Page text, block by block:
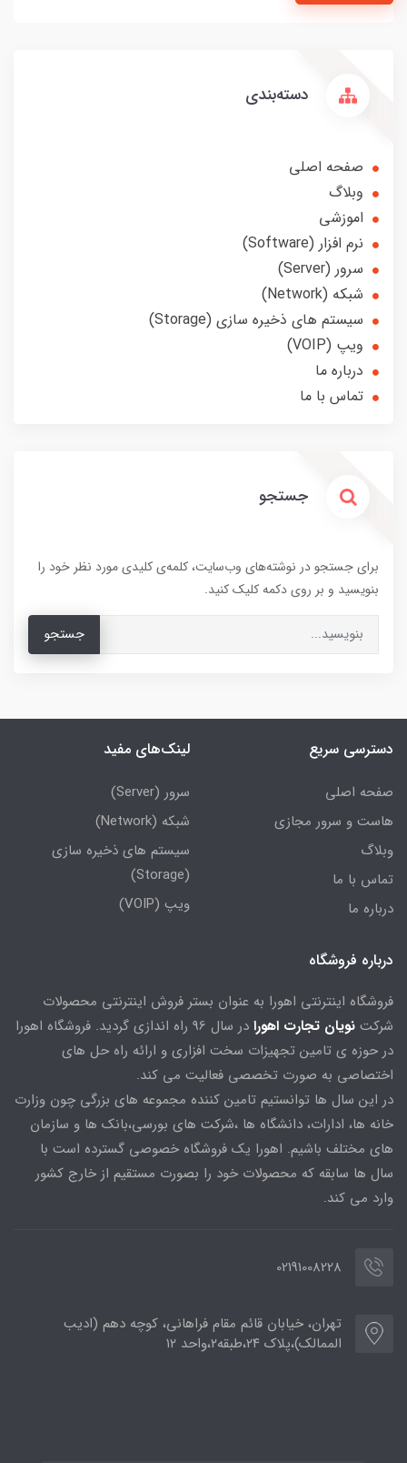
دسته‌بندی
صفحه اصلی
وبلاگ
اموزشی
نرم افزار (Software)
سرور (Server)
شبکه (Network)
سیستم های ذخیره سازی (Storage)
ویپ (VOIP)
درباره ما
تماس با ما
جستجو
برای جستجو در نوشته‌های وب‌سایت، کلمه‌ی کلیدی مورد نظر خود را
بنویسید و بر روی دکمه کلیک کنید.
جستجو
دسترسی سریع
صفحه اصلی
هاست و سرور مجازی
وبلاگ
تماس با ما
درباره ما
لینک‌های مفید
سرور (Server)
شبکه (Network)
سیستم های ذخیره سازی
(Storage)
ویپ (VOIP)
درباره فروشگاه
فروشگاه اینترنتی اهورا به عنوان بستر فروش اینترنتی محصولات
شرکت نویان تجارت اهورا
در سال 96 راه اندازی گردید. فروشگاه اهورا
در حوزه ی تامین تجهیزات سخت افزاری و ارائه راه حل های
اختصاصی به صورت تخصصی فعالیت می کند.
در این سال ها توانستیم تامین کننده مجموعه های بزرگی چون وزارت
خانه ها، ادارات، دانشگاه ها ،شرکت های بورسی،بانک ها و سازمان
های مختلف باشیم. اهورا یک فروشگاه خصوصی گسترده است با
سال ها سابقه که محصولات خود را بصورت مستقیم از خارج کشور
وارد می کند.
02191008228
تهران، خیابان قائم مقام فراهانی، کوچه دهم (ادیب
الممالک)،پلاک ۲۴،طبقه۲،واحد ۱۲